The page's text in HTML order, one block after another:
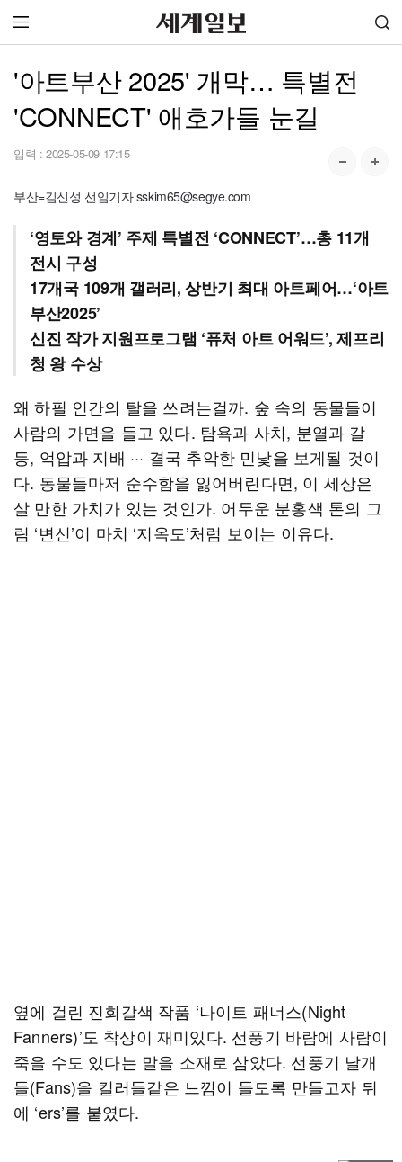
'아트부산 2025' 개막… 특별전
'CONNECT' 애호가들 눈길
입력 : 2025-05-09 17:15
부산=김신성 선임기자 sskim65@segye.com
‘영토와 경계’ 주제 특별전 ‘CONNECT’…총 11개
전시 구성
17개국 109개 갤러리, 상반기 최대 아트페어…‘아트
부산2025’
신진 작가 지원프로그램 ‘퓨처 아트 어워드’, 제프리
청 왕 수상
왜 하필 인간의 탈을 쓰려는걸까. 숲 속의 동물들이
사람의 가면을 들고 있다. 탐욕과 사치, 분열과 갈
등, 억압과 지배 ··· 결국 추악한 민낯을 보게될 것이
다. 동물들마저 순수함을 잃어버린다면, 이 세상은
살 만한 가치가 있는 것인가. 어두운 분홍색 톤의 그
림 ‘변신’이 마치 ‘지옥도’처럼 보이는 이유다.
옆에 걸린 진회갈색 작품 ‘나이트 패너스(Night
Fanners)’도 착상이 재미있다. 선풍기 바람에 사람이
죽을 수도 있다는 말을 소재로 삼았다. 선풍기 날개
들(Fans)을 킬러들같은 느낌이 들도록 만들고자 뒤
에 ‘ers’를 붙였다.